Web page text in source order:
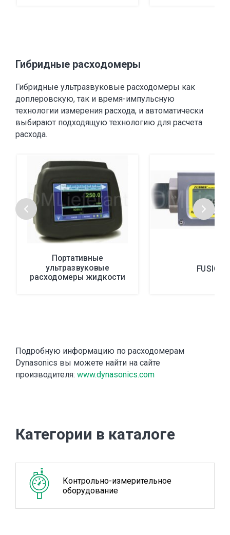
Гибридные расходомеры
Гибридные ультразвуковые расходомеры как
доплеровскую, так и время-импульсную
технологии измерения расхода, и автоматически
выбирают подходящую технологию для расчета
расхода.
Портативные
ультразвуковые
расходомеры жидкости
FUSION
Подробную информацию по расходомерам
Dynasonics вы можете найти на сайте
производителя: www.dynasonics.com
Категории в каталоге
Контрольно-измерительное
оборудование